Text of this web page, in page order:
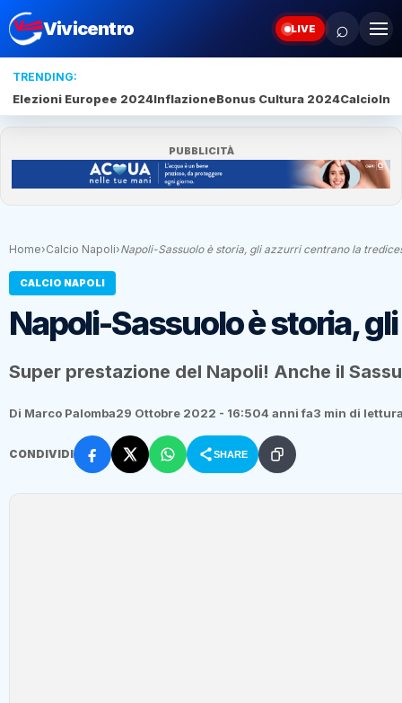
Vivicentro LIVE ⌕
TRENDING:
Elezioni Europee 2024InflazioneBonus Cultura 2024Calcio
PUBBLICITÀ
Home›Calcio Napoli›Napoli-Sassuolo è storia, gli azzurri centrano la
CALCIO NAPOLI
Napoli-Sassuolo è storia,
Super prestazione del Napoli! Anche il
Di Marco Palomba29 Ottobre 2022 - 16:504 anni fa3 min di
CONDIVIDI SHARE